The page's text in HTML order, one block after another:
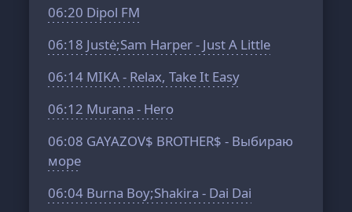
06:20 Dipol FM
06:18 Justė;Sam Harper - Just A Little
06:14 MIKA - Relax, Take It Easy
06:12 Murana - Hero
06:08 GAYAZOV$ BROTHER$ - Выбираю
море
06:04 Burna Boy;Shakira - Dai Dai